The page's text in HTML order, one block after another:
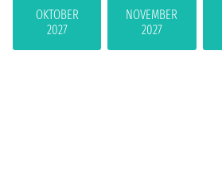
OKTOBER
2027
NOVEMBER
2027